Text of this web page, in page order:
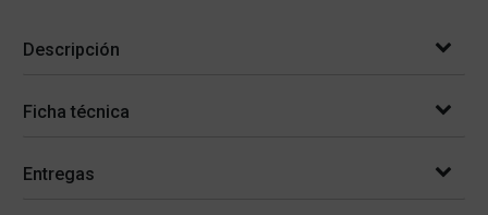
Descripción
Ficha técnica
Entregas